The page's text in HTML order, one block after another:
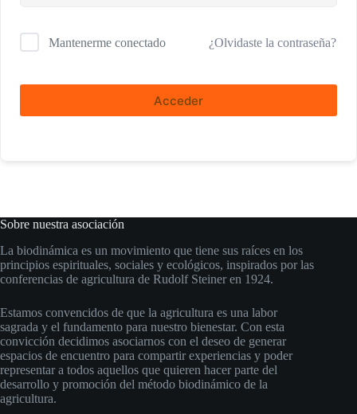
Mantenerme conectado ¿Olvidaste la contraseña?
Acceder
Sobre nuestra asociación
La biodinámica es un movimiento que tiene sus raíces en los
principios espirituales, sociales y ecológicos, inspirados por las
conferencias de agricultura de Rudolf Steiner en 1924.
Estamos convencidos de que la agricultura es una labor
sagrada y el fundamento para nuestro bienestar. Con esta
convicción decidimos asociarnos con el deseo de generar
espacios de encuentro para compartir experiencias y poder
representar a todos aquellos que quieren hacer parte del
desarrollo y promoción del método biodinámico de la
agricultura.